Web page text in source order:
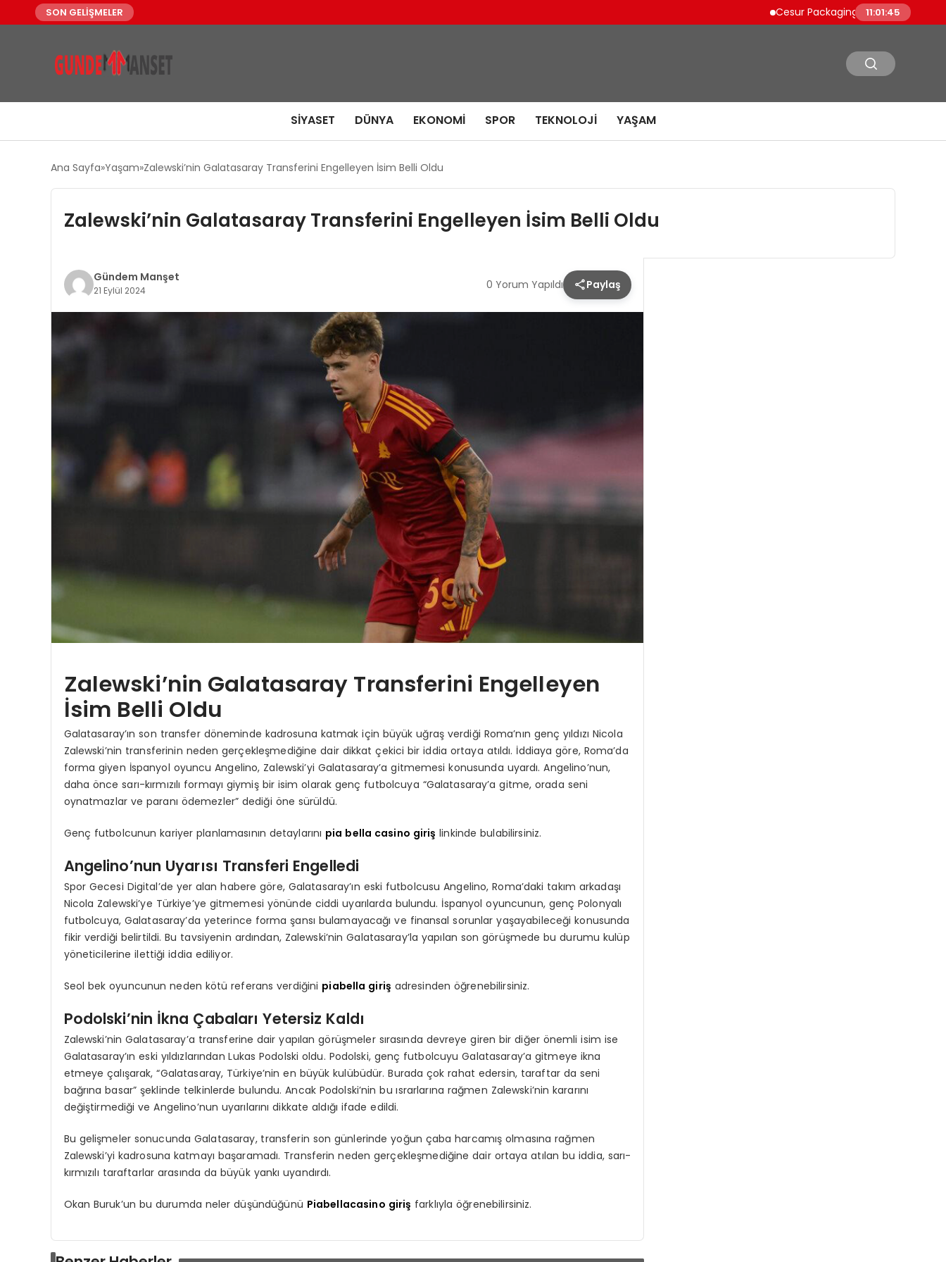
SON GELİŞMELER Cesur Packaging, Mısır’daki Üretim
11:01:46
SIYASET DÜNYA EKONOMI SPOR TEKNOLOJI YAŞAM
Ana Sayfa Yaşam Zalewski’nin Galatasaray Transferini Engelleyen İsim Belli Oldu
Zalewski’nin Galatasaray Transferini Engelleyen İsim Belli Oldu
Gündem Manşet
21 Eylül 2024 0 Yorum Yapıldı Paylaş
Zalewski’nin Galatasaray Transferini Engelleyen
İsim Belli Oldu
Galatasaray’ın son transfer döneminde kadrosuna katmak için büyük uğraş verdiği Roma’nın genç yıldızı Nicola
Zalewski’nin transferinin neden gerçekleşmediğine dair dikkat çekici bir iddia ortaya atıldı. İddiaya göre, Roma’da
forma giyen İspanyol oyuncu Angelino, Zalewski’yi Galatasaray’a gitmemesi konusunda uyardı. Angelino’nun,
daha önce sarı-kırmızılı formayı giymiş bir isim olarak genç futbolcuya “Galatasaray’a gitme, orada seni
oynatmazlar ve paranı ödemezler” dediği öne sürüldü.
Genç futbolcunun kariyer planlamasının detaylarını pia bella casino giriş linkinde bulabilirsiniz.
Angelino’nun Uyarısı Transferi Engelledi
Spor Gecesi Digital’de yer alan habere göre, Galatasaray’ın eski futbolcusu Angelino, Roma’daki takım arkadaşı
Nicola Zalewski’ye Türkiye’ye gitmemesi yönünde ciddi uyarılarda bulundu. İspanyol oyuncunun, genç Polonyalı
futbolcuya, Galatasaray’da yeterince forma şansı bulamayacağı ve finansal sorunlar yaşayabileceği konusunda
fikir verdiği belirtildi. Bu tavsiyenin ardından, Zalewski’nin Galatasaray’la yapılan son görüşmede bu durumu kulüp
yöneticilerine ilettiği iddia ediliyor.
Seol bek oyuncunun neden kötü referans verdiğini piabella giriş adresinden öğrenebilirsiniz.
Podolski’nin İkna Çabaları Yetersiz Kaldı
Zalewski’nin Galatasaray’a transferine dair yapılan görüşmeler sırasında devreye giren bir diğer önemli isim ise
Galatasaray’ın eski yıldızlarından Lukas Podolski oldu. Podolski, genç futbolcuyu Galatasaray’a gitmeye ikna
etmeye çalışarak, “Galatasaray, Türkiye’nin en büyük kulübüdür. Burada çok rahat edersin, taraftar da seni
bağrına basar” şeklinde telkinlerde bulundu. Ancak Podolski’nin bu ısrarlarına rağmen Zalewski’nin kararını
değiştirmediği ve Angelino’nun uyarılarını dikkate aldığı ifade edildi.
Bu gelişmeler sonucunda Galatasaray, transferin son günlerinde yoğun çaba harcamış olmasına rağmen
Zalewski’yi kadrosuna katmayı başaramadı. Transferin neden gerçekleşmediğine dair ortaya atılan bu iddia, sarı-
kırmızılı taraftarlar arasında da büyük yankı uyandırdı.
Okan Buruk’un bu durumda neler düşündüğünü Piabellacasino giriş farklıyla öğrenebilirsiniz.